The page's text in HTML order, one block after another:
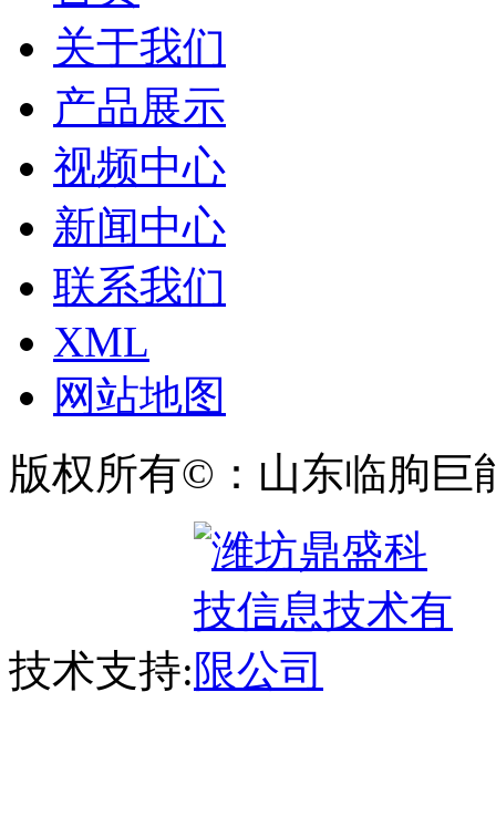
关于我们
产品展示
视频中心
新闻中心
联系我们
XML
网站地图
版权所有©：山东临朐巨
技术支持: